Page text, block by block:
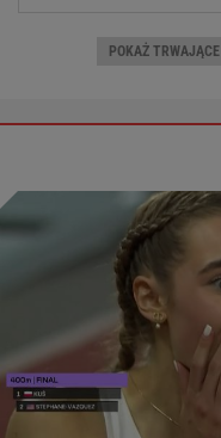
POKAŻ TRWAJĄCE